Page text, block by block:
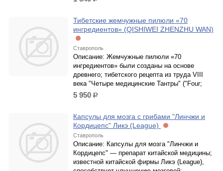
Тибетские жемчужные пилюли «70
ингредиентов» (QISHIWEI ZHENZHU WAN)
Ставрополь
Описание: Жемчужные пилюли «70
ингредиентов» были созданы на основе
древнего; тибетского рецепта из труда VIII
века "Четыре медицинские Тантры" ("Four;
5 950 р.
Капсулы для мозга с грибами "Линчжи и
Кордицепс" Ликэ (League)
Ставрополь
Описание: Капсулы для мозга "Линчжи и
Кордицепс" — препарат китайской медицины;
известной китайской фирмы Ликэ (League),